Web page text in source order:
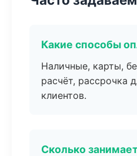
Какие способы
Наличные, карты,
расчёт, рассрочка
клиентов.
Сколько